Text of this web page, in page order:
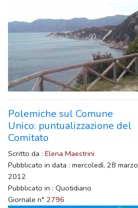
Polemiche sul Comune
Unico: puntualizzazione del
Comitato
Scritto da : Elena Maestrini
Pubblicato in data : mercoledì, 28 marzo
2012
Pubblicato in : Quotidiano
Giornale n° 2796